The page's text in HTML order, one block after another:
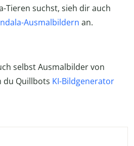
Tieren suchst, sieh dir auch
Ausmalbildern an.
selbst Ausmalbilder von
du Quillbots KI-Bildgenerator